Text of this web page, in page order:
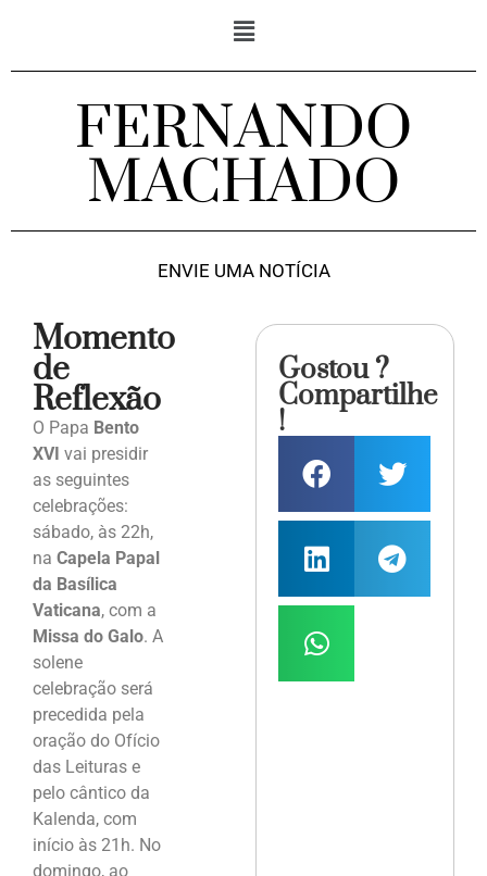
FERNANDO
MACHADO
ENVIE UMA NOTÍCIA
Momento
de
Reflexão
O Papa Bento
XVI vai presidir
as seguintes
celebrações:
sábado, às 22h,
na Capela Papal
da Basílica
Vaticana, com a
Missa do Galo. A
solene
celebração será
precedida pela
oração do Ofício
das Leituras e
pelo cântico da
Kalenda, com
início às 21h. No
domingo, ao
Gostou ?
Compartilhe
!